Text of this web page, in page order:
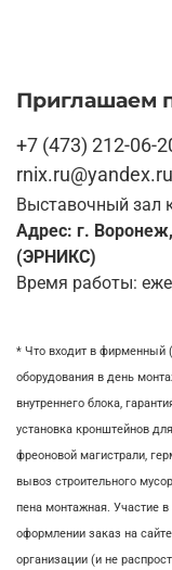
Приглашаем
+7 (473) 212-06-
rnix.ru@yandex.ru
Выставочный зал
Адрес: г.
(ЭРНИКС)
Время работы:
* Что входит в фирменный
оборудования в день
внутреннего блока,
установка кронштейнов
фреоновой магистрали,
вывоз строительного
пена монтажная. Участие в
оформлении заказ на
организации (и не